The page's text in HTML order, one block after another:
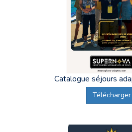
Catalogue séjours
Télécharger